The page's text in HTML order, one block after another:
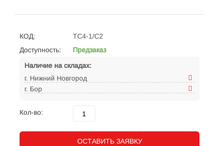
КОД:
ТС4-1/С2
Доступность:
Предзаказ
Наличие на складах:
г. Нижний Новгород
г. Бор
Кол-во:
ОСТАВИТЬ ЗАЯВКУ